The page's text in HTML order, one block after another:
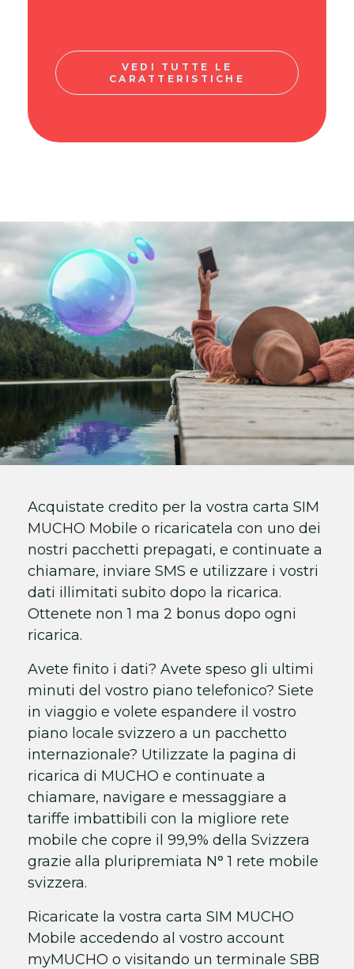
VEDI TUTTE LE
CARATTERISTICHE
Acquistate credito per la vostra carta SIM
MUCHO Mobile o ricaricatela con uno dei
nostri pacchetti prepagati, e continuate a
chiamare, inviare SMS e utilizzare i vostri
dati illimitati subito dopo la ricarica.
Ottenete non 1 ma 2 bonus dopo ogni
ricarica.
Avete finito i dati? Avete speso gli ultimi
minuti del vostro piano telefonico? Siete
in viaggio e volete espandere il vostro
piano locale svizzero a un pacchetto
internazionale? Utilizzate la pagina di
ricarica di MUCHO e continuate a
chiamare, navigare e messaggiare a
tariffe imbattibili con la migliore rete
mobile che copre il 99,9% della Svizzera
grazie alla pluripremiata N° 1 rete mobile
svizzera.
Ricaricate la vostra carta SIM MUCHO
Mobile accedendo al vostro account
myMUCHO o visitando un terminale SBB